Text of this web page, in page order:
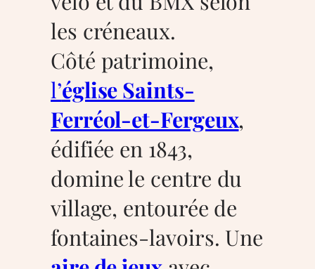
les créneaux.
Côté patrimoine,
l’église Saints-
Ferréol-et-Fergeux,
édifiée en 1843,
domine le centre du
village, entourée de
fontaines-lavoirs. Une